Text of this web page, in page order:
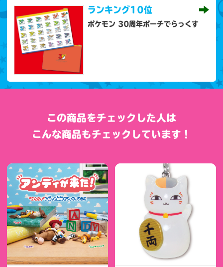
ランキング10位
ポケモン 30周年ポーチでらっくす
この商品をチェックした人は
こんな商品もチェックしています！